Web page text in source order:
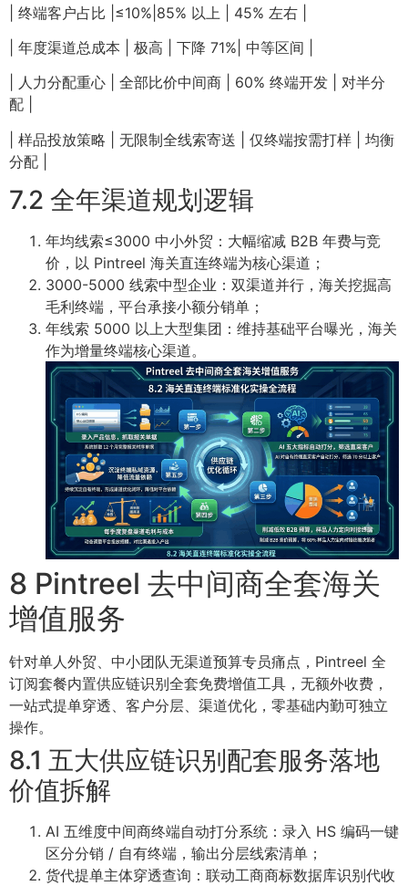
| 终端客户占比 |≤10%|85% 以上 | 45% 左右 |
| 年度渠道总成本 | 极高 | 下降 71%| 中等区间 |
| 人力分配重心 | 全部比价中间商 | 60% 终端开发 | 对半分
配 |
| 样品投放策略 | 无限制全线索寄送 | 仅终端按需打样 | 均衡
分配 |
7.2 全年渠道规划逻辑
年均线索≤3000 中小外贸：大幅缩减 B2B 年费与竞
价，以 Pintreel 海关直连终端为核心渠道；
3000-5000 线索中型企业：双渠道并行，海关挖掘高
毛利终端，平台承接小额分销单；
年线索 5000 以上大型集团：维持基础平台曝光，海关
作为增量终端核心渠道。
8 Pintreel 去中间商全套海关
增值服务
针对单人外贸、中小团队无渠道预算专员痛点，Pintreel 全
订阅套餐内置供应链识别全套免费增值工具，无额外收费，
一站式提单穿透、客户分层、渠道优化，零基础内勤可独立
操作。
8.1 五大供应链识别配套服务落地
价值拆解
AI 五维度中间商终端自动打分系统：录入 HS 编码一键
区分分销 / 自有终端，输出分层线索清单；
货代提单主体穿透查询：联动工商商标数据库识别代收